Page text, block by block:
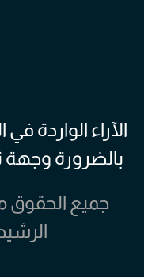
الآراء الواردة في
بالضرورة وجهة
جميع الحقوق
الرشيدية 2010 –